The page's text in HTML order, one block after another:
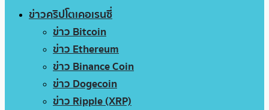
ข่าวคริปโตเคอเรนซี่
ข่าว Bitcoin
ข่าว Ethereum
ข่าว Binance Coin
ข่าว Dogecoin
ข่าว Ripple (XRP)